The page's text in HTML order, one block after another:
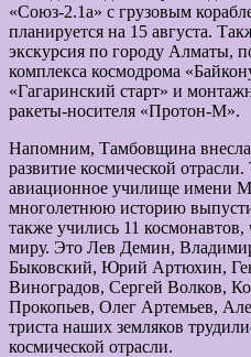
«Союз-2.1а» с грузовым
планируется на 15 августа.
экскурсия по городу Алматы,
комплекса космодрома
«Гагаринский старт» и
ракеты-носителя «Протон-М».
Напомним, Тамбовщина внесла
развитие космической
авиационное училище имени
многолетнюю историю
также учились 11
миру. Это Лев Демин,
Быковский, Юрий Артюхин,
Виноградов, Сергей Волков,
Прокопьев, Олег Артемьев,
триста наших земляков
космической отрасли.